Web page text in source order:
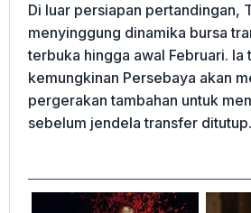
Di luar persiapan pertandingan,
menyinggung dinamika bursa
terbuka hingga awal Februari. Ia
kemungkinan Persebaya akan
pergerakan tambahan untuk
sebelum jendela transfer ditutup.